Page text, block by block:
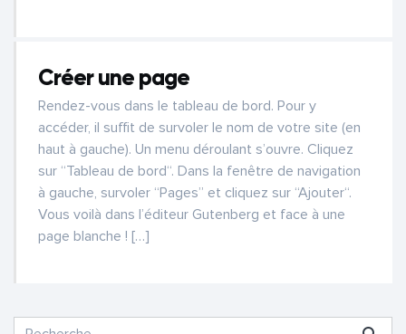
Recherche pour :
Créer une page
Rendez-vous dans le tableau de bord. Pour y
accéder, il suffit de survoler le nom de votre site (en
haut à gauche). Un menu déroulant s’ouvre. Cliquez
sur “Tableau de bord“. Dans la fenêtre de navigation
à gauche, survoler “Pages” et cliquez sur “Ajouter“.
Vous voilà dans l’éditeur Gutenberg et face à une
page blanche ! […]